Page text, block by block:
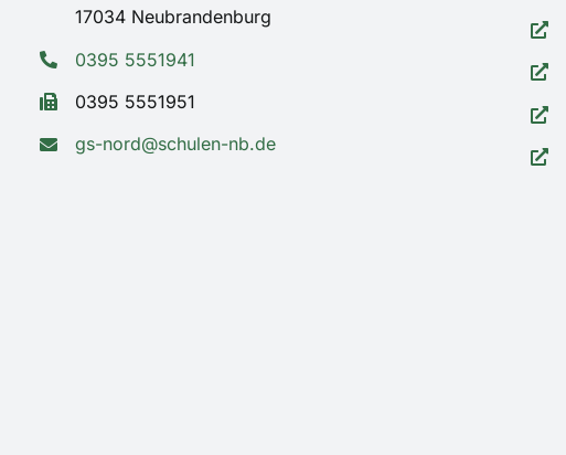
17034 Neubrandenburg
0395 5551941
0395 5551951
gs-nord@schulen-nb.de